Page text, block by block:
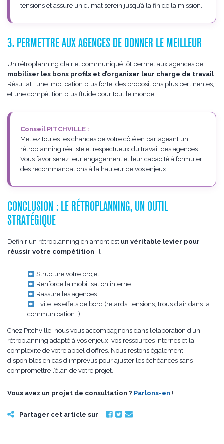
tensions et assure un climat serein jusqu’à la fin de la mission.
3. PERMETTRE AUX AGENCES DE DONNER LE MEILLEUR
Un rétroplanning clair et communiqué tôt permet aux agences de
mobiliser les bons profils et d’organiser leur charge de travail.
Résultat : une implication plus forte, des propositions plus pertinentes,
et une compétition plus fluide pour tout le monde.
Conseil PITCHVILLE :
Mettez toutes les chances de votre côté en partageant un
rétroplanning réaliste et respectueux du travail des agences.
Vous favoriserez leur engagement et leur capacité à formuler
des recommandations à la hauteur de vos enjeux.
CONCLUSION : LE RÉTROPLANNING, UN OUTIL
STRATÉGIQUE
Définir un rétroplanning en amont est un véritable levier pour
réussir votre compétition, il :
Structure votre projet,
Renforce la mobilisation interne
Rassure les agences
Evite les effets de bord (retards, tensions, trous d’air dans la
communication…).
Chez Pitchville, nous vous accompagnons dans l’élaboration d’un
rétroplanning adapté à vos enjeux, vos ressources internes et la
complexité de votre appel d’offres. Nous restons également
disponibles en cas d’imprévus pour ajuster les échéances sans
compromettre l’élan de votre projet.
Vous avez un projet de consultation ? Parlons-en !
Partager cet article sur